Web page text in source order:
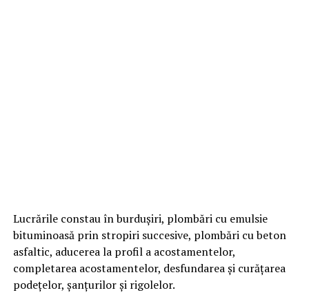
Lucrările constau în burduşiri, plombări cu emulsie
bituminoasă prin stropiri succesive, plombări cu beton
asfaltic, aducerea la profil a acostamentelor,
completarea acostamentelor, desfundarea şi curăţarea
podeţelor, şanţurilor şi rigolelor.